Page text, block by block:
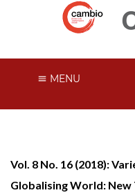
MENU
Vol. 8 No. 16 (2018):
Globalising World: